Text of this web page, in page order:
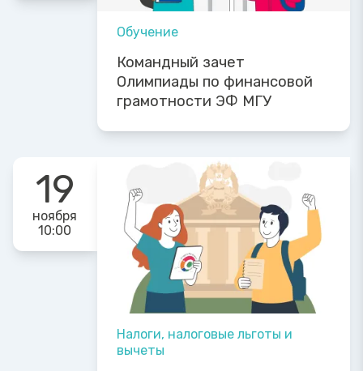
Обучение
Командный зачет
Олимпиады по финансовой
грамотности ЭФ МГУ
19
ноября
10:00
Налоги, налоговые льготы и
вычеты